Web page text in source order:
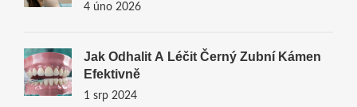
4 úno 2026
Jak Odhalit A Léčit Černý Zubní Kámen
Efektivně
1 srp 2024